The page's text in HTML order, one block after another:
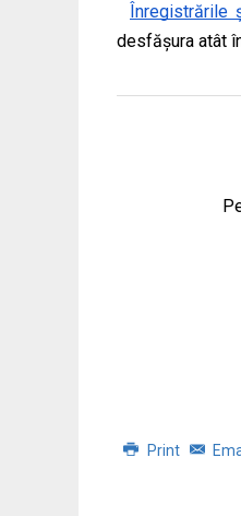
Înregistrările
desfășura atât
Print